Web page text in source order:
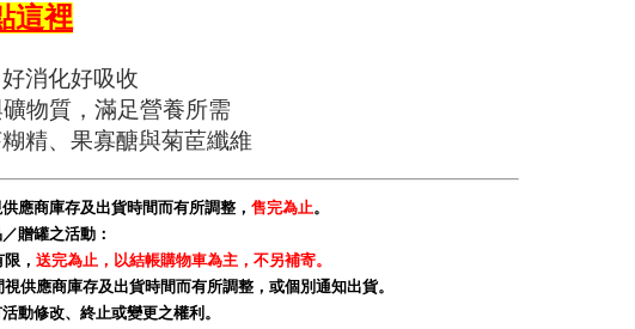
這裡
消化好吸收
礦物質，滿足營養所需
精、果寡醣與菊茞纖維
應商庫存及出貨時間而有所調整， 售完為止。
贈罐之活動：
， 送完為止，以結帳購物車為主，不另補寄。
供應商庫存及出貨時間而有所調整，或個別通知出貨。
動修改、終止或變更之權利。